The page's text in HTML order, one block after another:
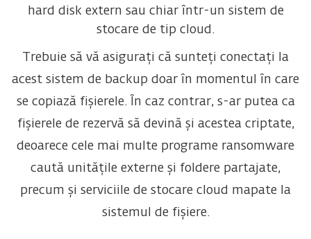
hard disk extern sau chiar într-un sistem de
stocare de tip cloud.
Trebuie să vă asigurați că sunteți conectați la
acest sistem de backup doar în momentul în care
se copiază fișierele. În caz contrar, s-ar putea ca
fișierele de rezervă să devină și acestea criptate,
deoarece cele mai multe programe ransomware
caută unitățile externe și foldere partajate,
precum și serviciile de stocare cloud mapate la
sistemul de fișiere.